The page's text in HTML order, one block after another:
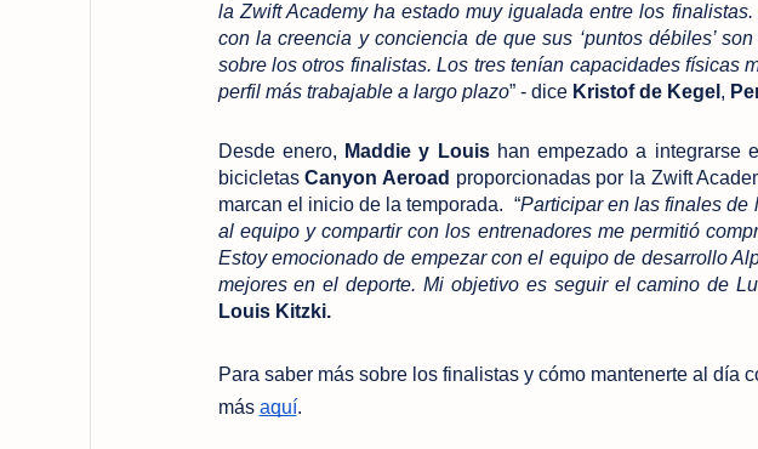
la Zwift Academy ha estado muy igualada entre los
con la creencia y conciencia de que sus ‘puntos débiles’
sobre los otros finalistas. Los tres tenían capacidades físicas
perfil más trabajable a largo plazo” - dice Kristof de Kegel ,
Desde enero, Maddie y Louishan empezado a integrarse
bicicletasCanyon Aeroad proporcionadas por la Zwift
marcan el inicio de la temporada. “Participar en las finales de
al equipo y compartir con los entrenadores me permitió
Estoy emocionado de empezar con el equipo de desarrollo
mejores en el deporte. Mi objetivo es seguir el camino de
Louis Kitzki.
Para saber más sobre los finalistas y cómo mantenerte al día
más aquí.